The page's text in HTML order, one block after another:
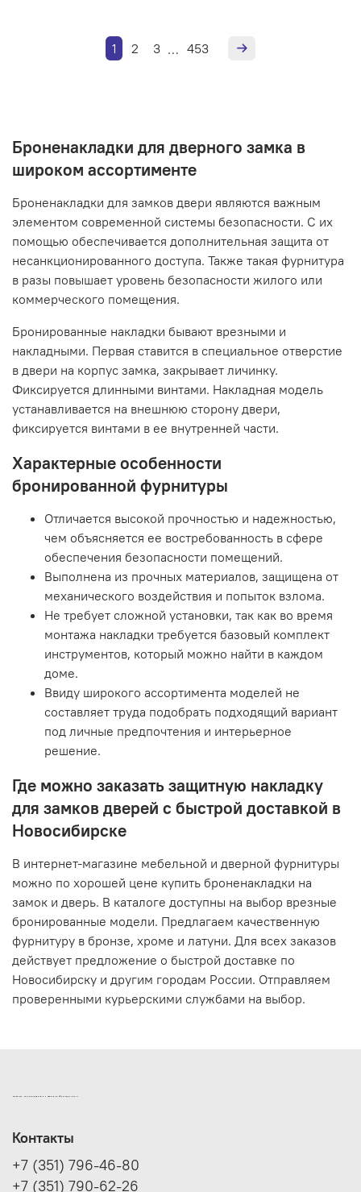
1 2 3 … 453
Броненакладки для дверного замка в
широком ассортименте
Броненакладки для замков двери являются важным
элементом современной системы безопасности. С их
помощью обеспечивается дополнительная защита от
несанкционированного доступа. Также такая фурнитура
в разы повышает уровень безопасности жилого или
коммерческого помещения.
Бронированные накладки бывают врезными и
накладными. Первая ставится в специальное отверстие
в двери на корпус замка, закрывает личинку.
Фиксируется длинными винтами. Накладная модель
устанавливается на внешнюю сторону двери,
фиксируется винтами в ее внутренней части.
Характерные особенности
бронированной фурнитуры
Отличается высокой прочностью и надежностью,
чем объясняется ее востребованность в сфере
обеспечения безопасности помещений.
Выполнена из прочных материалов, защищена от
механического воздействия и попыток взлома.
Не требует сложной установки, так как во время
монтажа накладки требуется базовый комплект
инструментов, который можно найти в каждом
доме.
Ввиду широкого ассортимента моделей не
составляет труда подобрать подходящий вариант
под личные предпочтения и интерьерное
решение.
Где можно заказать защитную накладку
для замков дверей с быстрой доставкой в
Новосибирске
В интернет-магазине мебельной и дверной фурнитуры
можно по хорошей цене купить броненакладки на
замок и дверь. В каталоге доступны на выбор врезные
бронированные модели. Предлагаем качественную
фурнитуру в бронзе, хроме и латуни. Для всех заказов
действует предложение о быстрой доставке по
Новосибирску и другим городам России. Отправляем
проверенными курьерскими службами на выбор.
ИНТЕРНЕТ-МАГАЗИН ДВЕРНОЙ И МЕБЕЛЬНОЙ ФУРНИТУРЫ САМ
Контакты
+7 (351) 796-46-80
+7 (351) 790-62-26